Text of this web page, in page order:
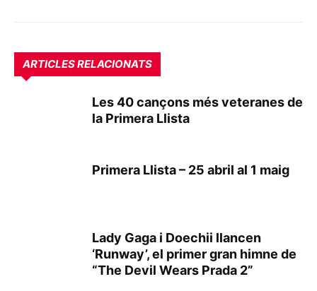
ARTICLES RELACIONATS
Les 40 cançons més veteranes de
la Primera Llista
Primera Llista – 25 abril al 1 maig
Lady Gaga i Doechii llancen
‘Runway’, el primer gran himne de
“The Devil Wears Prada 2”